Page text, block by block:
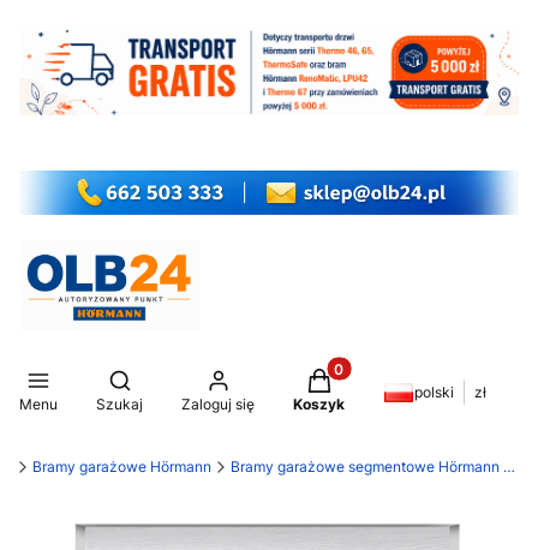
Menu
Otwórz wyszukiwarkę
Szukaj Zaloguj się
Produkty w koszyku: 0.
Koszyk
polski zł
Bramy garażowe Hörmann Bramy garażowe segmentowe Hörmann RenoMatic